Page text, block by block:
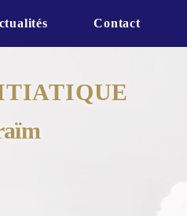
Contact